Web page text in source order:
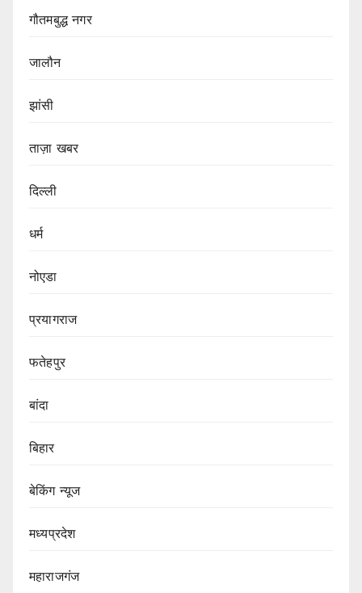
गौतमबुद्ध नगर
जालौन
झांसी
ताज़ा खबर
दिल्ली
धर्म
नोएडा
प्रयागराज
फतेहपुर
बांदा
बिहार
बेकिंग न्यूज
मध्यप्रदेश
महाराजगंज